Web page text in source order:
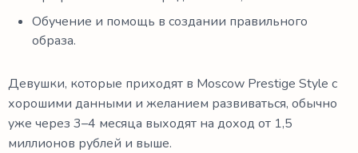
Обучение и помощь в создании правильного
образа.
Девушки, которые приходят в Moscow Prestige Style с
хорошими данными и желанием развиваться, обычно
уже через 3–4 месяца выходят на доход от 1,5
миллионов рублей и выше.